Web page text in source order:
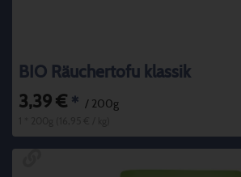
BIO Räuchertofu klassik
3,39 € * / 200g